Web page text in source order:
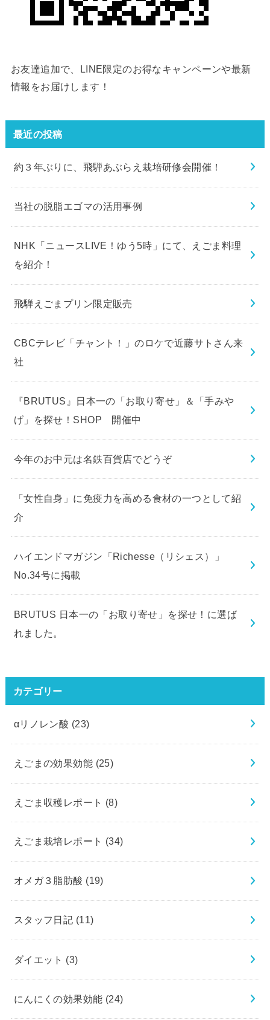
お友達追加で、LINE限定のお得なキャンペーンや最新
情報をお届けします！
最近の投稿
約３年ぶりに、飛騨あぶらえ栽培研修会開催！
当社の脱脂エゴマの活用事例
NHK「ニュースLIVE！ゆう5時」にて、えごま料理
を紹介！
飛騨えごまプリン限定販売
CBCテレビ「チャント！」のロケで近藤サトさん来
社
『BRUTUS』日本一の「お取り寄せ」＆「手みや
げ」を探せ！SHOP 開催中
今年のお中元は名鉄百貨店でどうぞ
「女性自身」に免疫力を高める食材の一つとして紹
介
ハイエンドマガジン「Richesse（リシェス）」
No.34号に掲載
BRUTUS 日本一の「お取り寄せ」を探せ！に選ば
れました。
カテゴリー
αリノレン酸 (23)
えごまの効果効能 (25)
えごま収穫レポート (8)
えごま栽培レポート (34)
オメガ３脂肪酸 (19)
スタッフ日記 (11)
ダイエット (3)
にんにくの効果効能 (24)